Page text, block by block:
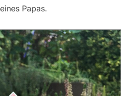
Papas.